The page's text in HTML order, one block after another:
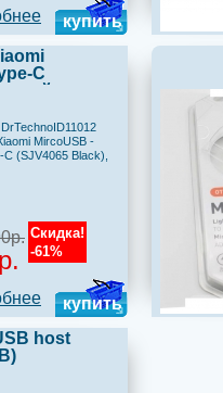
купить
C
MircoUSB -
C (SJV4065 Black),
Скидка!
-61%
купить
host